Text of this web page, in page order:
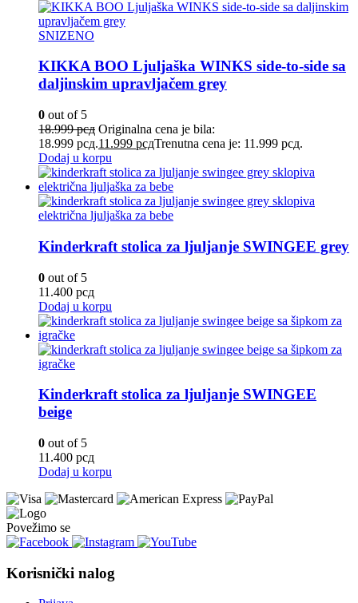
SNIZENO
KIKKA BOO Ljuljaška WINKS side-to-side sa
daljinskim upravljačem grey
0 out of 5
18.999рсд Originalna cena je bila:
18.999 рсд.11.999 рсдTrenutna cena je: 11.999 рсд.
Dodaj u korpu
Kinderkraft stolica za ljuljanje SWINGEE grey
0 out of 5
11.400 рсд
Dodaj u korpu
Kinderkraft stolica za ljuljanje SWINGEE
beige
0 out of 5
11.400 рсд
Dodaj u korpu
Povežimo se
Korisnički nalog